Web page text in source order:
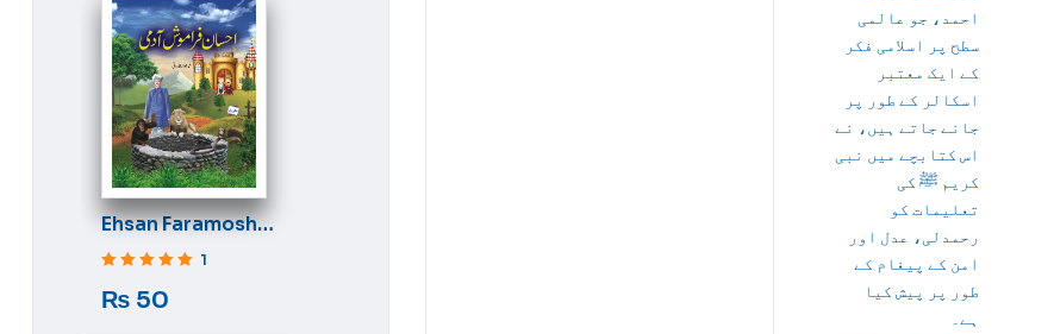
احمد، جو عالمی
سطح پر اسلامی فکر
کے ایک معتبر
اسکالر کے طور پر
جانے جاتے ہیں، نے
اس کتابچے میں نبی
کریم ﷺ کی
تعلیمات کو
رحمدلی، عدل اور
امن کے پیغام کے
طور پر پیش کیا
ہے۔
Ehsan Faramosh
Aadmi
1
₨ 50